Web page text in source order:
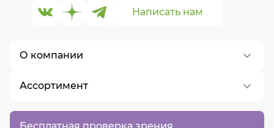
Бесплатная проверка зрения
О компании
О нас
Контакты
Ассортимент
Написать нам